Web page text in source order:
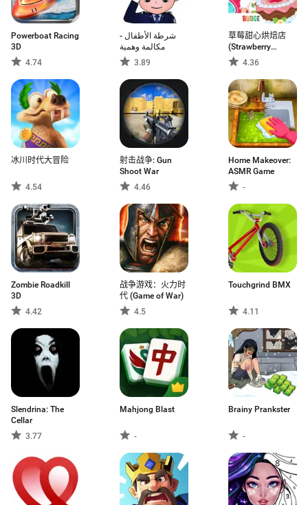
Powerboat Racing
3D
4.74
شرطة الأطفال -
مكالمة وهمية
3.89
草莓甜心烘焙店
(Strawberry
Shortcake)
4.36
冰川时代大冒险
4.54
射击战争: Gun
Shoot War
4.46
Home Makeover:
ASMR Game
-
Zombie Roadkill
3D
4.42
战争游戏：火力时
代 (Game of War)
4.5
Touchgrind BMX
4.11
Slendrina: The
Cellar
3.77
Mahjong Blast
-
Brainy Prankster
-